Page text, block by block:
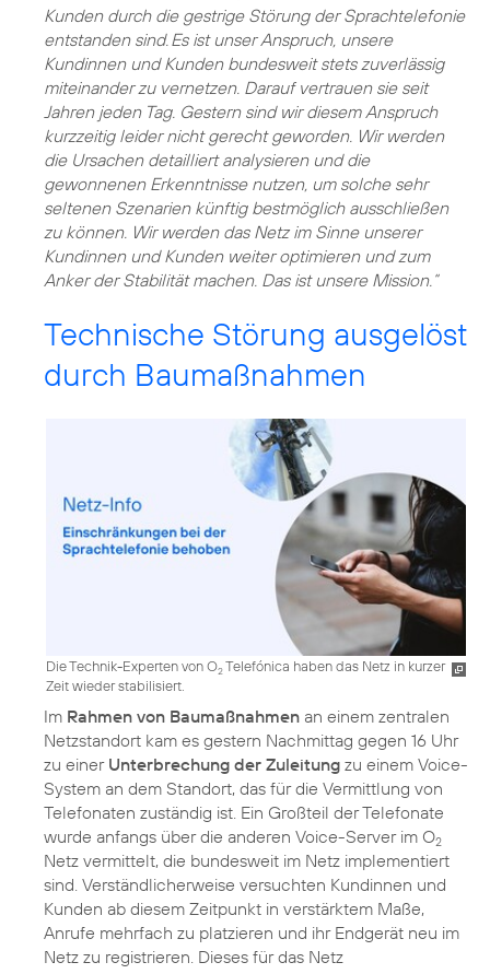
Kunden durch die gestrige Störung der Sprachtelefonie
entstanden sind. Es ist unser Anspruch, unsere
Kundinnen und Kunden bundesweit stets zuverlässig
miteinander zu vernetzen. Darauf vertrauen sie seit
Jahren jeden Tag. Gestern sind wir diesem Anspruch
kurzzeitig leider nicht gerecht geworden. Wir werden
die Ursachen detailliert analysieren und die
gewonnenen Erkenntnisse nutzen, um solche sehr
seltenen Szenarien künftig bestmöglich ausschließen
zu können. Wir werden das Netz im Sinne unserer
Kundinnen und Kunden weiter optimieren und zum
Anker der Stabilität machen. Das ist unsere Mission.“
Technische Störung ausgelöst
durch Baumaßnahmen
Die Technik-Experten von O2Telefónica haben das Netz in kurzer
Zeit wieder stabilisiert.
Im Rahmen von Baumaßnahmen an einem zentralen
Netzstandort kam es gestern Nachmittag gegen 16 Uhr
zu einer Unterbrechung der Zuleitung zu einem Voice-
System an dem Standort, das für die Vermittlung von
Telefonaten zuständig ist. Ein Großteil der Telefonate
wurde anfangs über die anderen Voice-Server im O2
Netz vermittelt, die bundesweit im Netz implementiert
sind. Verständlicherweise versuchten Kundinnen und
Kunden ab diesem Zeitpunkt in verstärktem Maße,
Anrufe mehrfach zu platzieren und ihr Endgerät neu im
Netz zu registrieren. Dieses für das Netz